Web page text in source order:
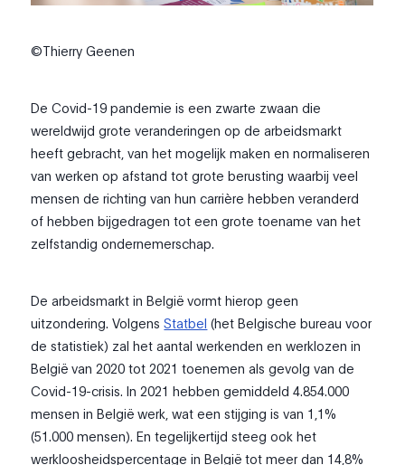
©Thierry Geenen
De Covid-19 pandemie is een zwarte zwaan die
wereldwijd grote veranderingen op de arbeidsmarkt
heeft gebracht, van het mogelijk maken en normaliseren
van werken op afstand tot grote berusting waarbij veel
mensen de richting van hun carrière hebben veranderd
of hebben bijgedragen tot een grote toename van het
zelfstandig ondernemerschap.
De arbeidsmarkt in België vormt hierop geen
uitzondering. VolgensStatbel (het Belgische bureau voor
de statistiek) zal het aantal werkenden en werklozen in
België van 2020 tot 2021 toenemen als gevolg van de
Covid-19-crisis. In 2021 hebben gemiddeld 4.854.000
mensen in België werk, wat een stijging is van 1,1%
(51.000 mensen). En tegelijkertijd steeg ook het
werkloosheidspercentage in België tot meer dan 14,8%